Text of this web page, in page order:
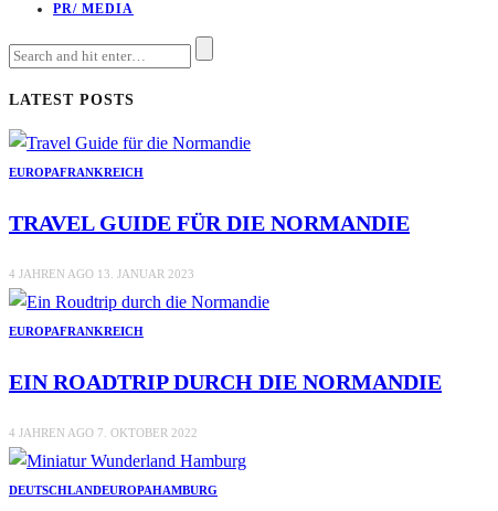
PR/ MEDIA
LATEST POSTS
EUROPAFRANKREICH
TRAVEL GUIDE FÜR DIE NORMANDIE
4 JAHREN AGO 13. JANUAR 2023
EUROPAFRANKREICH
EIN ROADTRIP DURCH DIE NORMANDIE
4 JAHREN AGO 7. OKTOBER 2022
DEUTSCHLANDEUROPAHAMBURG